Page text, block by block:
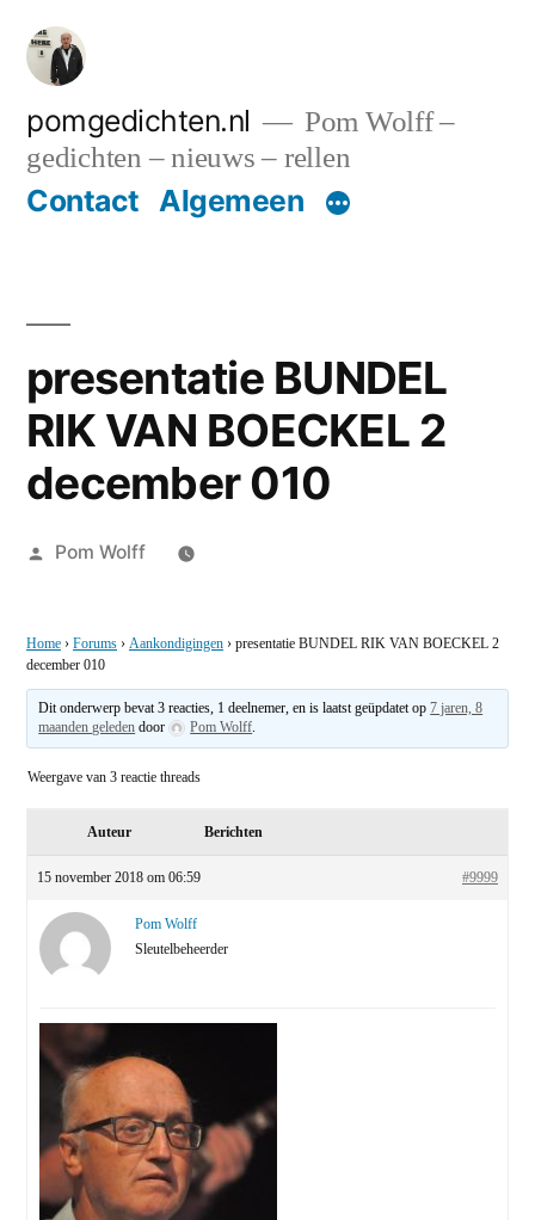
naar
inhoud
pomgedichten.nl
Pom Wolff –
gedichten – nieuws – rellen
Contact Algemeen
presentatie BUNDEL
RIK VAN BOECKEL 2
december 010
Geplaatst
Pom Wolff
Home › Forums › Aankondigingen › presentatie BUNDEL RIK VAN BOECKEL 2
december 010
Dit onderwerp bevat 3 reacties, 1 deelnemer, en is laatst geüpdatet op7 jaren, 8
maanden geleden door Pom Wolff.
Weergave van 3 reactie threads
Auteur Berichten
15 november 2018 om 06:59 #9999
Pom Wolff
Sleutelbeheerder